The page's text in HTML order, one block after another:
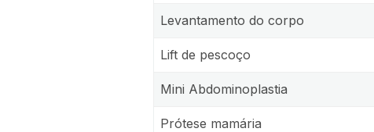
Levantamento do corpo
Lift de pescoço
Mini Abdominoplastia
Prótese mamária